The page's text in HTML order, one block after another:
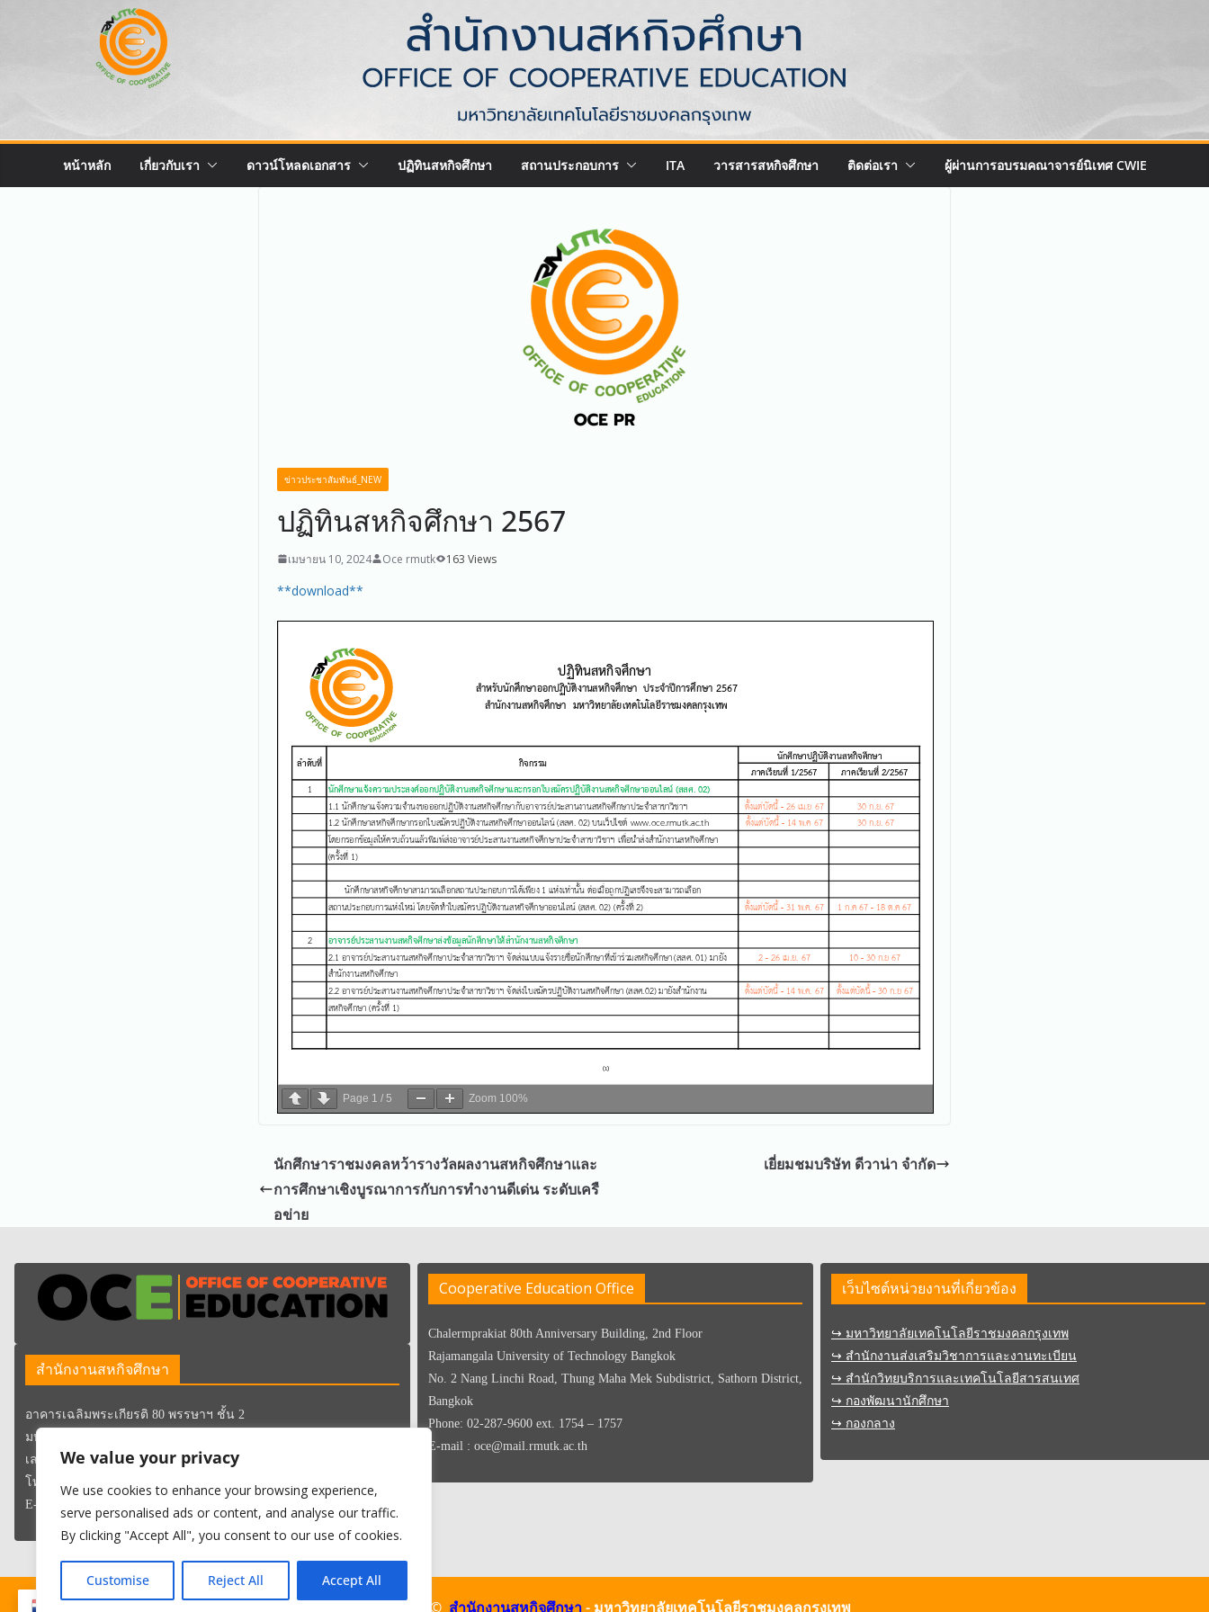
We value your privacy
We use cookies to enhance your browsing experience,
serve personalised ads or content, and analyse our traffic.
By clicking "Accept All", you consent to our use of cookies.
Customise Reject All Accept All
หน้าหลัก เกี่ยวกับเรา ดาวน์โหลดเอกสาร ปฏิทินสหกิจศึกษา สถานประกอบการ ITA วารสารสหกิจศึกษา ติดต่อเรา ผู้ผ่านการอบรมคณาจารย์นิเทศ CWIE
ข่าวประชาสัมพันธ์_NEW
ปฏิทินสหกิจศึกษา 2567
เมษายน 10, 2024 Oce rmutk 163 Views
**download**
Page 1 / 5 Zoom 100%
นักศึกษาราชมงคลหว้ารางวัลผลงานสหกิจศึกษาและ
การศึกษาเชิงบูรณาการกับการทำงานดีเด่น ระดับเครื
อข่าย
เยี่ยมชมบริษัท ดีวาน่า จำกัด
สำนักงานสหกิจศึกษา
อาคารเฉลิมพระเกียรติ 80 พรรษาฯ ชั้น 2
มหาวิทยาลัยเทคโนโลยีราชมงคลกรุงเทพ
เลขที่ 2 ถนนนางลิ้นจี่ แขวงทุ่งมหาเมฆ เขตสาทร กรุงเทพมหานคร
โทรศัพท์ 02-287-9600 ต่อ 1754 – 1757
E-mail : oce@mail.rmutk.ac.th
Cooperative Education Office
Chalermprakiat 80th Anniversary Building, 2nd Floor
Rajamangala University of Technology Bangkok
No. 2 Nang Linchi Road, Thung Maha Mek Subdistrict, Sathorn District,
Bangkok
Phone: 02-287-9600 ext. 1754 – 1757
E-mail : oce@mail.rmutk.ac.th
เว็บไซต์หน่วยงานที่เกี่ยวข้อง
↪︎ มหาวิทยาลัยเทคโนโลยีราชมงคลกรุงเทพ
↪︎ สำนักงานส่งเสริมวิชาการและงานทะเบียน
↪︎ สำนักวิทยบริการและเทคโนโลยีสารสนเทศ
↪︎ กองพัฒนานักศึกษา
↪︎ กองกลาง
Copyright © สำนักงานสหกิจศึกษา - มหาวิทยาลัยเทคโนโลยีราชมงคลกรุงเทพ